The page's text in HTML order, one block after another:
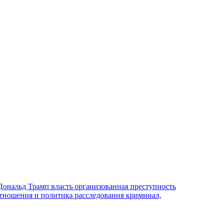
Трамп власть организованная преступность
и политика расследования криминал,